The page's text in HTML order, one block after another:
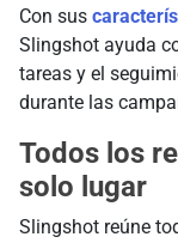
Con sus
Slingshot ayuda
tareas y el
durante las
Todos los
solo lugar
Slingshot reúne